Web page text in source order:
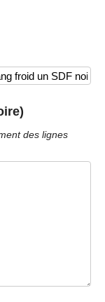
des lignes